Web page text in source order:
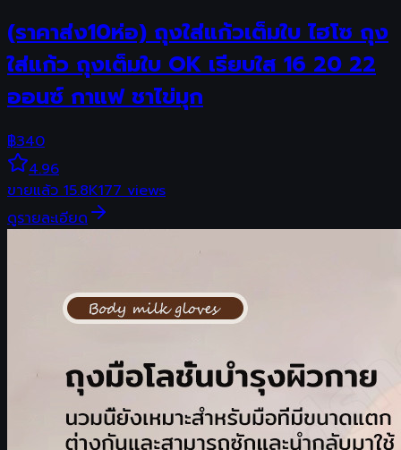
(ราคาส่ง10ห่อ) ถุงใส่แก้วเต็มใบ ไฮโซ ถุง
ใส่แก้ว ถุงเต็มใบ OK เรียบใส 16 20 22
ออนซ์ กาแฟ ชาไข่มุก
฿340
4.96
ขายแล้ว15.8K177views
ดูรายละเอียด